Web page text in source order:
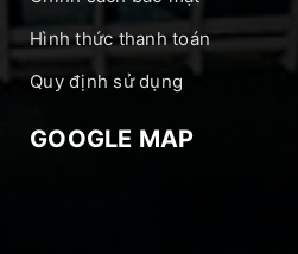
Hình thức thanh toán
Quy định sử dụng
GOOGLE MAP